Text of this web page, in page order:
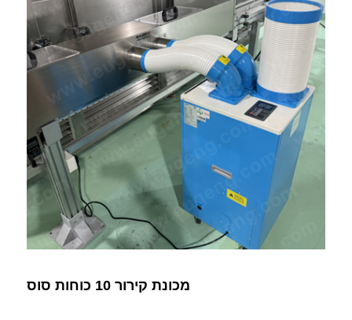
מכונת קירור 10 כוחות סוס